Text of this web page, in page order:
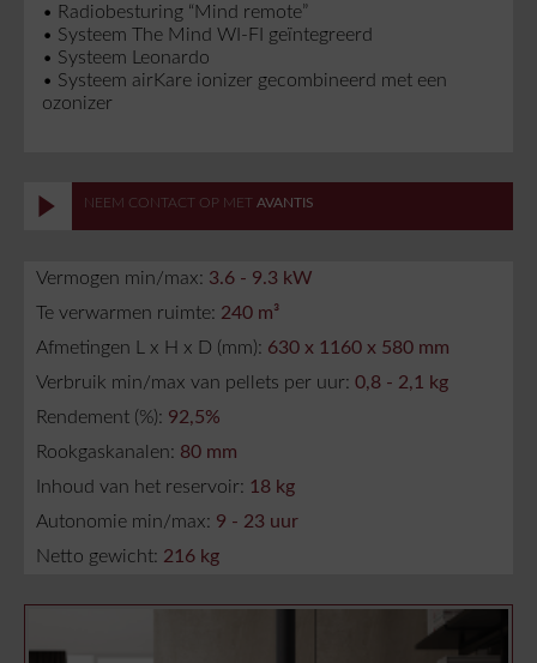
• Radiobesturing “Mind remote”
• Systeem The Mind WI-FI geïntegreerd
• Systeem Leonardo
• Systeem airKare ionizer gecombineerd met een
ozonizer
NEEM CONTACT OP MET AVANTIS
Vermogen min/max: 3.6 - 9.3 kW
Te verwarmen ruimte: 240 m³
Afmetingen L x H x D (mm): 630 x 1160 x 580 mm
Verbruik min/max van pellets per uur: 0,8 - 2,1 kg
Rendement (%): 92,5%
Rookgaskanalen: 80 mm
Inhoud van het reservoir: 18 kg
Autonomie min/max: 9 - 23 uur
Netto gewicht: 216 kg